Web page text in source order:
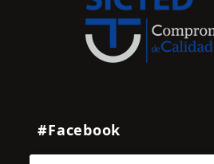
#Facebook